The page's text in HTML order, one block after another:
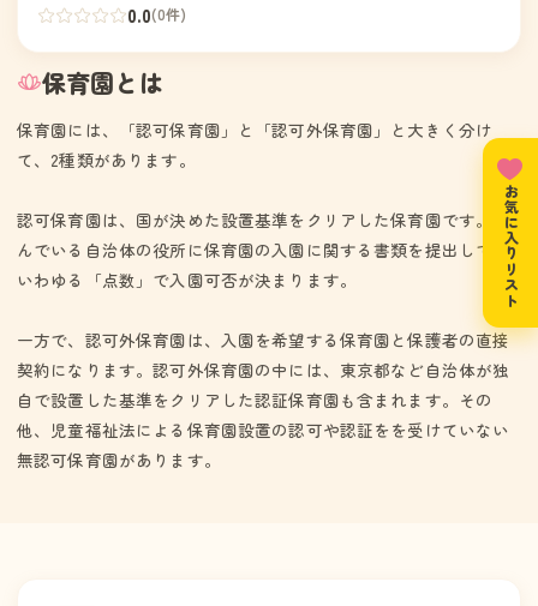
0.0(0件)
保育園とは
保育園には、「認可保育園」と「認可外保育園」と大きく分け
て、2種類があります。
認可保育園は、国が決めた設置基準をクリアした保育園です。住
んでいる自治体の役所に保育園の入園に関する書類を提出して、
いわゆる「点数」で入園可否が決まります。
一方で、認可外保育園は、入園を希望する保育園と保護者の直接
契約になります。認可外保育園の中には、東京都など自治体が独
自で設置した基準をクリアした認証保育園も含まれます。その
他、児童福祉法による保育園設置の認可や認証をを受けていない
無認可保育園があります。
お気に入りリスト